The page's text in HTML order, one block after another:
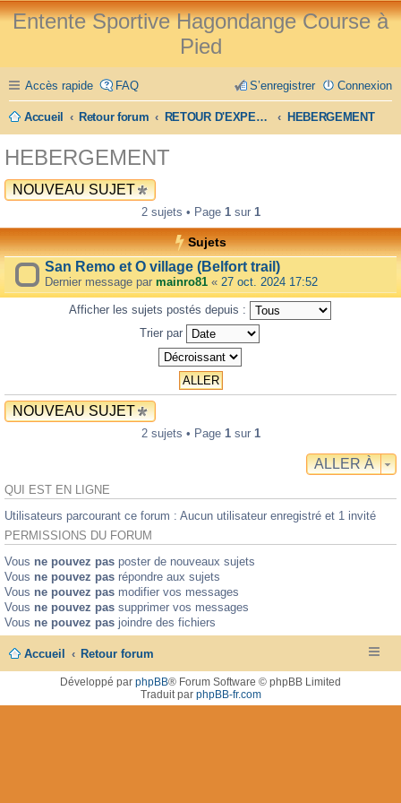
Entente Sportive Hagondange Course à
Pied
Accès rapide FAQ Connexion
S’enregistrer
Accueil Retour forum RETOUR D'EXPERIENCE HEBERGEMENT
HEBERGEMENT
NOUVEAU SUJET
2 sujets • Page 1sur 1
Sujets
San Remo et O village (Belfort trail)
Dernier message par mainro81 « 27 oct. 2024 17:52
Afficher les sujets postés depuis :
Trier par
NOUVEAU SUJET
2 sujets • Page 1sur 1
ALLER À
QUI EST EN LIGNE
Utilisateurs parcourant ce forum : Aucun utilisateur enregistré et 1 invité
PERMISSIONS DU FORUM
Vous ne pouvez pas poster de nouveaux sujets
Vous ne pouvez pas répondre aux sujets
Vous ne pouvez pas modifier vos messages
Vous ne pouvez pas supprimer vos messages
Vous ne pouvez pas joindre des fichiers
Accueil Retour forum
Développé par phpBB® Forum Software © phpBB Limited
Traduit par phpBB-fr.com